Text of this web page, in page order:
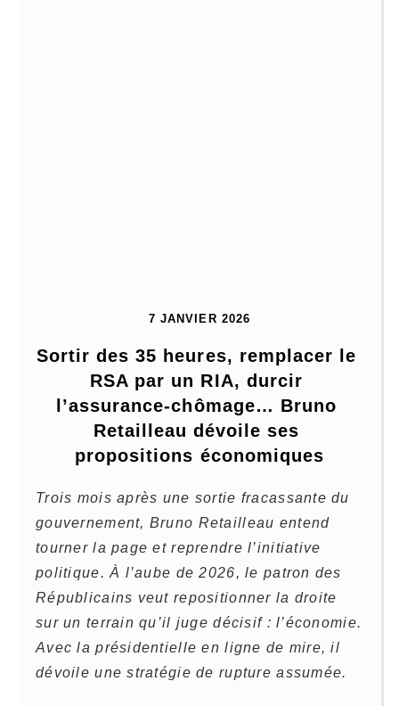
7 JANVIER 2026
Sortir des 35 heures, remplacer le
RSA par un RIA, durcir
l’assurance-chômage… Bruno
Retailleau dévoile ses
propositions économiques
Trois mois après une sortie fracassante du
gouvernement, Bruno Retailleau entend
tourner la page et reprendre l’initiative
politique. À l’aube de 2026, le patron des
Républicains veut repositionner la droite
sur un terrain qu’il juge décisif : l’économie.
Avec la présidentielle en ligne de mire, il
dévoile une stratégie de rupture assumée.